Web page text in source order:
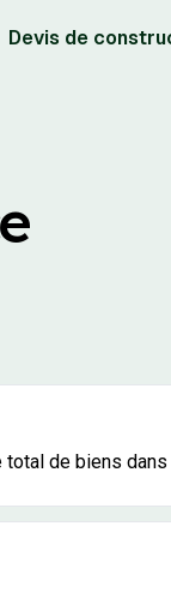
Devis de
de biens dans